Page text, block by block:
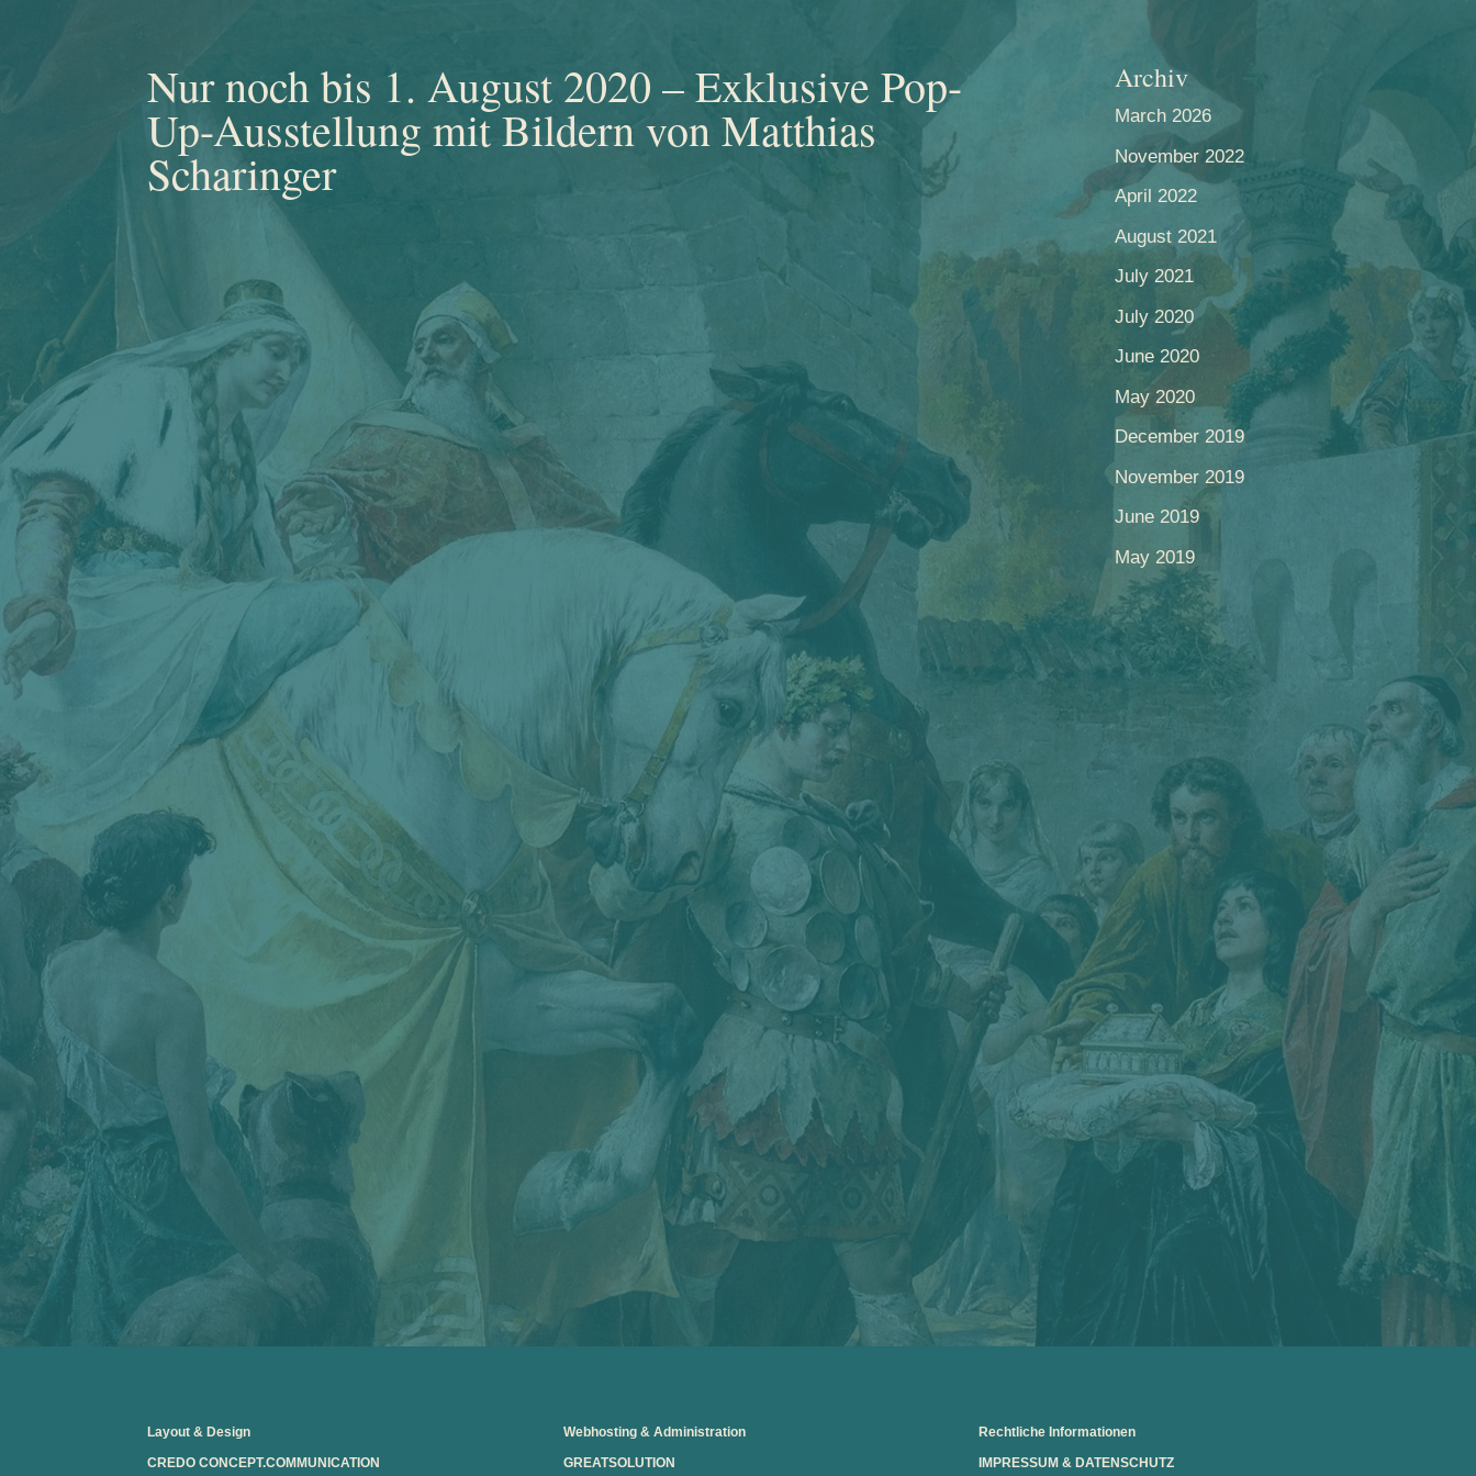
MYTHOS VEREIN TERMINE KONTAKT
Nur noch bis 1. August 2020 – Exklusive Pop-
Up-Ausstellung mit Bildern von Matthias
Scharinger
Matthias Scharinger vor
seinem Bild “Siegfried und der
Lindwurm bei Jeanne d’Arc”
bis 1. August 2020
im Rahmen einer Pop-Up-
Ausstellung in den Räumen der
Künstlervereinigung AGON PASSAU
e.V. , WGP-Gewölbe Ecke
Höllgasse/Steiningergasse. Drei Bilder in
der Ausstellung sind vom Nibelungen-
Mythos inspiriert und stellen verblüffende
Verbindungen zu Jeanne d’Arc oder
Dracula her. Das Markenzeichen von
Matthias Scharinger, der vor einigen
Jahren an Schizophrenie erkrankte, sind
Gehirnzellen auf Beinen, die nicht nur die
Grenzen unserer Wahrnehmung
überwinden, sondern auch gegen
Klimawandel, Rassismus oder sexuelle
Diskriminierung agieren.
Wann:noch bis Samstag, 1. August
2020
Wo:Künstlervereinigung AGON
PASSAU e.V., WGP-Gewölbe Ecke
Höllgasse/Steiningergasse
Besonderes Event:am Samstag, 1.
August 2020, 17:30 Uhr Performance
mit Barbara Dorsch
Eintritt frei
Archiv
March 2026
November 2022
April 2022
August 2021
July 2021
July 2020
June 2020
May 2020
December 2019
November 2019
June 2019
May 2019
Layout & Design
CREDO CONCEPT.COMMUNICATION
Webhosting & Administration
GREATSOLUTION
Rechtliche Informationen
IMPRESSUM & DATENSCHUTZ